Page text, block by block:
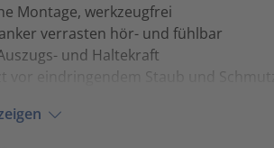
Montage, werkzeugfrei
verrasten hör- und fühlbar
und Haltekraft
vor eindringendem Staub und Schmutz